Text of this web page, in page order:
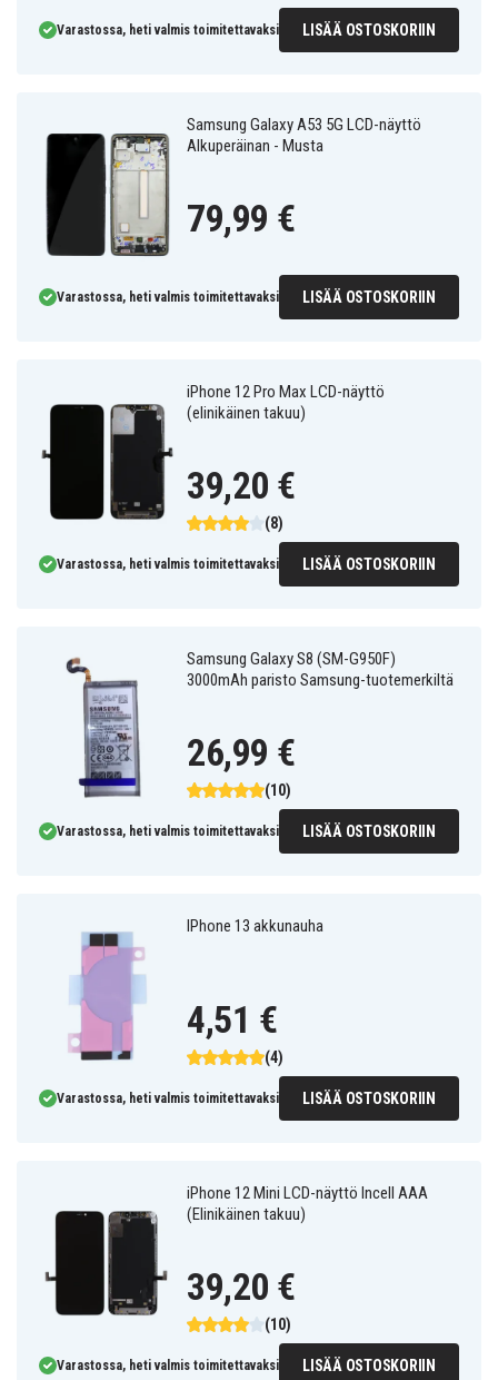
Varastossa, heti valmis toimitettavaksi LISÄÄ OSTOSKORIIN
Samsung Galaxy A53 5G LCD-näyttö
Alkuperäinan - Musta
79,99 €
Varastossa, heti valmis toimitettavaksi LISÄÄ OSTOSKORIIN
iPhone 12 Pro Max LCD-näyttö
(elinikäinen takuu)
(8)
39,20 €
Varastossa, heti valmis toimitettavaksi LISÄÄ OSTOSKORIIN
Samsung Galaxy S8 (SM-G950F)
3000mAh paristo Samsung-tuotemerkiltä
(10)
26,99 €
Varastossa, heti valmis toimitettavaksi LISÄÄ OSTOSKORIIN
IPhone 13 akkunauha
(4)
4,51 €
Varastossa, heti valmis toimitettavaksi LISÄÄ OSTOSKORIIN
iPhone 12 Mini LCD-näyttö Incell AAA
(Elinikäinen takuu)
(10)
39,20 €
Varastossa, heti valmis toimitettavaksi LISÄÄ OSTOSKORIIN